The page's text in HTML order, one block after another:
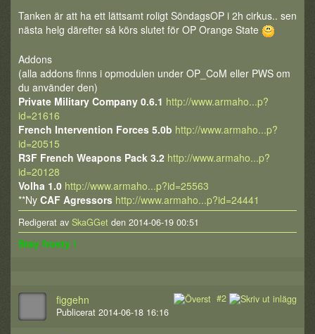
Tanken är att ha ett lättsamt roligt SöndagsOP i 2h cirkus.. sen
nästa helg därefter så körs slutet för OP Orange State
Addons
(alla addons finns i opmodulen under OP_CoM eller PWS om
du använder den)
Private Military Company 0.6.1 http://www.armaho...p?
id=21616
French Intervention Forces 5.0b http://www.armaho...p?
id=20515
R3F French Weapons Pack 3.2 http://www.armaho...p?
id=20128
Volha 1.0 http://www.armaho...p?id=25563
**Ny CAF Agressors http://www.armaho...p?id=24441
Redigerat av SkaGGet den 2014-06-19 00:51
Stay frosty !
#2
figgehn
Publicerat 2014-06-18 16:16